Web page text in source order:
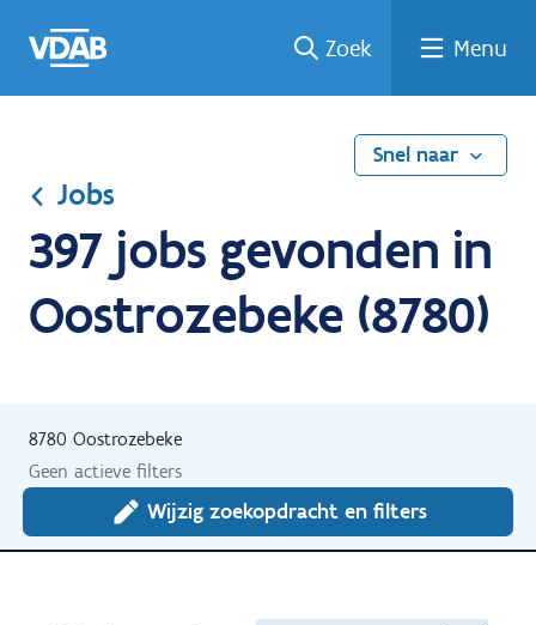
naar
een
een
job
naar
Zoek Menu
Snel naar
Jobs
397 jobs gevonden in
Oostrozebeke (8780)
8780 Oostrozebeke
Geen actieve filters
Wijzig zoekopdracht en filters